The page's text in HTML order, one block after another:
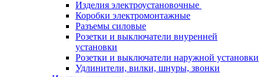
Изделия электроустановочные
Коробки электромонтажные
Разъемы силовые
Розетки и выключатели внуренней
установки
Розетки и выключатели наружной установки
Удлинители, вилки, шнуры, звонки